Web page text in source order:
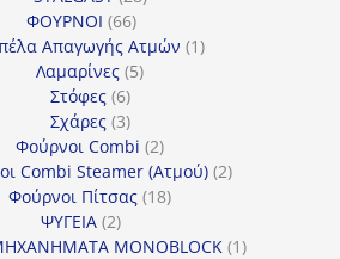
ΦΟΥΡΝΟΙ 6666
προϊόντα
Απαγωγής Ατμών 11
Λαμαρίνες 55
Στόφες 66
προϊόντα
Σχάρες 33
προϊόντα
Φούρνοι Combi 22
προϊόντα
Combi Steamer (Ατμού) 22
Φούρνοι Πίτσας 1818
ΨΥΓΕΙΑ 22
προϊόντα
MONOBLOCK 11